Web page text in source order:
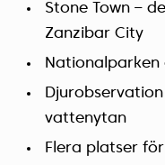
Stone Town –
Zanzibar City
vattenytan
Flera platser